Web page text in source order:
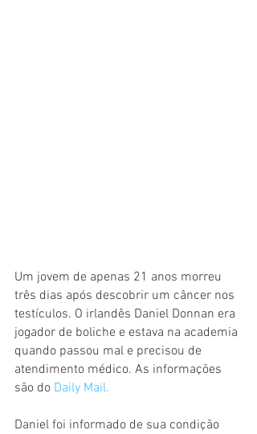
Um jovem de apenas 21 anos morreu
três dias após descobrir um câncer nos
testículos. O irlandês Daniel Donnan era
jogador de boliche e estava na academia
quando passou mal e precisou de
atendimento médico. As informações
são do Daily Mail.
Daniel foi informado de sua condição